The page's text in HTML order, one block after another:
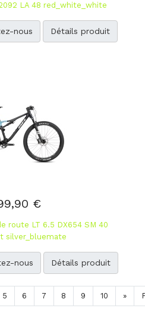
LA 48 red_white_white
nous Détails produit
€
route LT 6.5 DX654 SM 40
silver_bluemate
nous Détails produit
5 6 7 8 9 10 »